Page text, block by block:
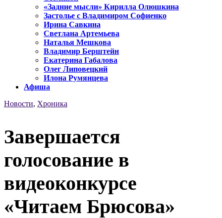
«Задние мысли» Кирилла Олюшкина
Застолье с Владимиром Софиенко
Ирина Савкина
Светлана Артемьева
Наталья Мешкова
Владимир Берштейн
Екатерина Габалова
Олег Липовецкий
Илона Румянцева
Афиша
Новости, Хроника
Завершается
голосование в
видеоконкурсе
«Читаем Брюсова»